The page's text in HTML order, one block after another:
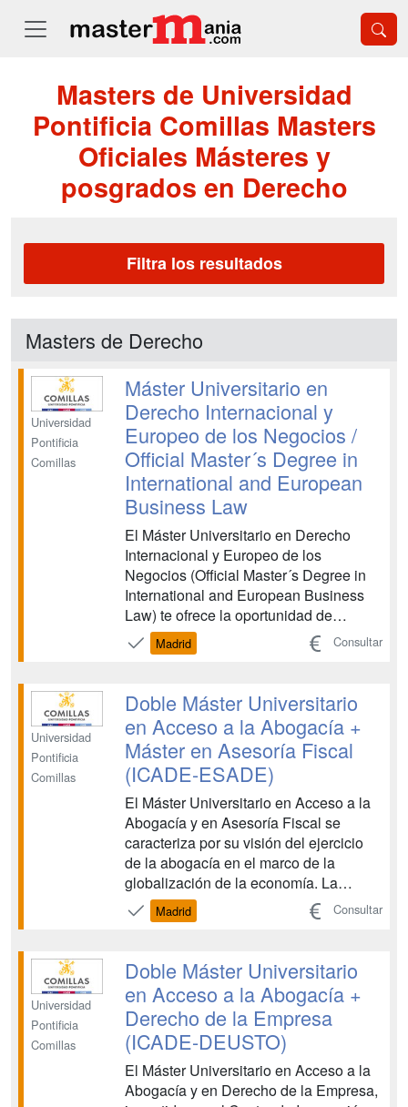
Masters de Universidad
Pontificia Comillas Masters
Oficiales Másteres y
posgrados en Derecho
Filtra los resultados
Masters de Derecho
Universidad
Pontificia
Comillas
Máster Universitario en
Derecho Internacional y
Europeo de los Negocios /
Official Master´s Degree in
International and European
Business Law
El Máster Universitario en Derecho
Internacional y Europeo de los
Negocios (Official Master´s Degree in
International and European Business
Law) te ofrece la oportunidad de
realizar prácticas en prestigiosos
despachos de abogados españoles o
práctica laboral se complementa con
visitas a Bruselas y Luxemburgo ...
Madrid Consultar
Universidad
Pontificia
Comillas
Doble Máster Universitario
en Acceso a la Abogacía +
Máster en Asesoría Fiscal
(ICADE-ESADE)
El Máster Universitario en Acceso a la
Abogacía y en Asesoría Fiscal se
caracteriza por su visión del ejercicio
de la abogacía en el marco de la
globalización de la economía. La
enorme experiencia en la formación de
profesionales del Derecho, la
presiden los títulos de grado y
postgrado de Comillas, así como la ...
Madrid Consultar
Universidad
Pontificia
Comillas
Doble Máster Universitario
en Acceso a la Abogacía +
Derecho de la Empresa
(ICADE-DEUSTO)
El Máster Universitario en Acceso a la
Abogacía y en Derecho de la Empresa,